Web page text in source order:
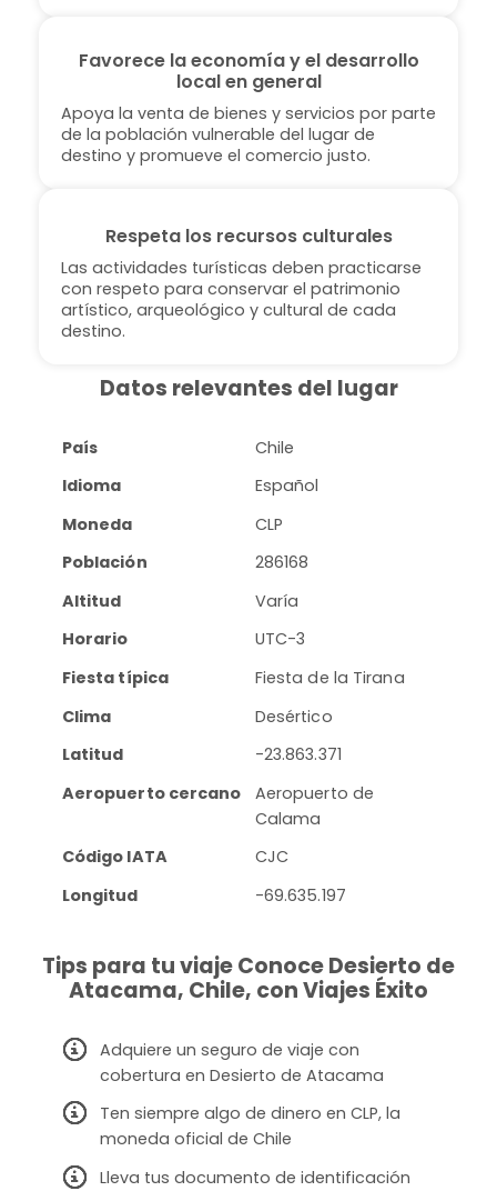
Favorece la economía y el desarrollo
local en general
Apoya la venta de bienes y servicios por parte
de la población vulnerable del lugar de
destino y promueve el comercio justo.
Respeta los recursos culturales
Las actividades turísticas deben practicarse
con respeto para conservar el patrimonio
artístico, arqueológico y cultural de cada
destino.
Datos relevantes del lugar
País
Chile
Idioma
Español
Moneda
CLP
Población
286168
Altitud
Varía
Horario
UTC-3
Fiesta típica
Fiesta de la Tirana
Clima
Desértico
Latitud
-23.863.371
Aeropuerto cercano
Aeropuerto de
Calama
Código IATA
CJC
Longitud
-69.635.197
Tips para tu viaje Conoce Desierto de
Atacama, Chile, con Viajes Éxito
Adquiere un seguro de viaje con
cobertura en Desierto de Atacama
Ten siempre algo de dinero en CLP, la
moneda oficial de Chile
Lleva tus documento de identificación